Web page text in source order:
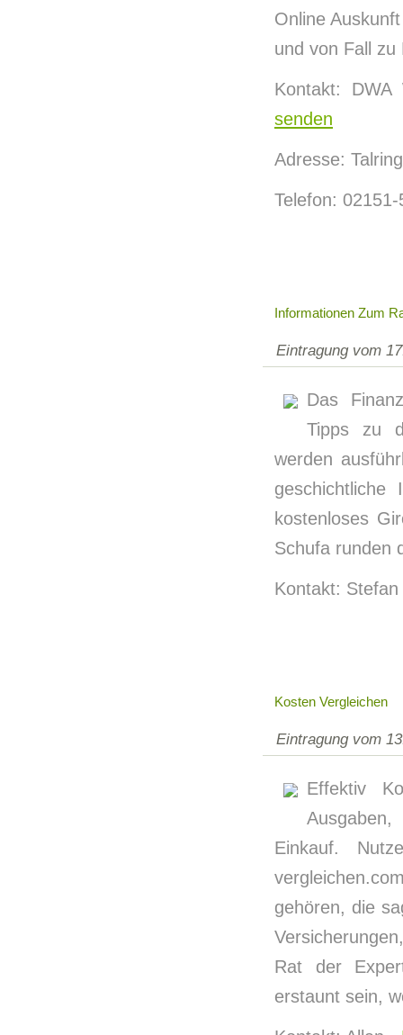
Online
und von Fall zu
Kontakt:
senden
Adresse:
Telefon:
Informationen Zum
Eintragung vom
Das
Tipps zu
werden
geschichtliche
kostenloses
Schufa runden
Kontakt:
Kosten Vergleichen
Eintragung vom
Effektiv
Einkauf.
gehören, die
Rat der
erstaunt sein,